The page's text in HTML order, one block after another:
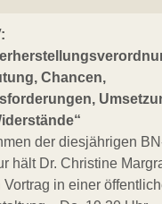
Chancen,
der diesjährigen
hält Dr. Christine
Vortrag in einer